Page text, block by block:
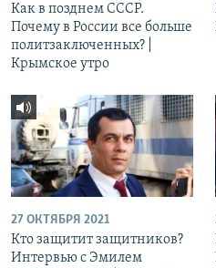
Как в позднем СССР.
Почему в России все больше
политзаключенных? |
Крымское утро
27 ОКТЯБРЯ 2021
Кто защитит защитников?
Интервью с Эмилем